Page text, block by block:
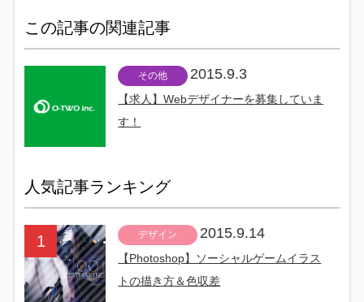
この記事の関連記事
その他 2015.9.3
【求人】Webデザイナーを募集していま
す！
人気記事ランキング
デザイン 2015.9.14
【Photoshop】ソーシャルゲームイラス
トの描き方＆色収差